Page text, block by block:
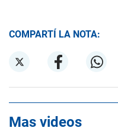
COMPARTÍ LA NOTA:
Mas videos